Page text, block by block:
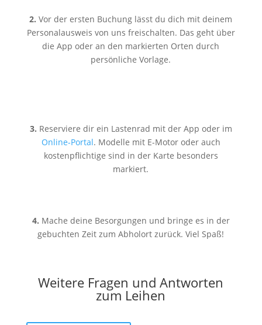
2. Vor der ersten Buchung lässt du dich mit deinem
Personalausweis von uns freischalten. Das geht über
die App oder an den markierten Orten durch
persönliche Vorlage.
3. Reserviere dir ein Lastenrad mit der App oder im
Online-Portal. Modelle mit E-Motor oder auch
kostenpflichtige sind in der Karte besonders
markiert.
4. Mache deine Besorgungen und bringe es in der
gebuchten Zeit zum Abholort zurück. Viel Spaß!
Weitere Fragen und Antworten
zum Leihen